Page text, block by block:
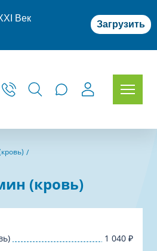
Век
Загрузить
(кровь)
1 040 ₽